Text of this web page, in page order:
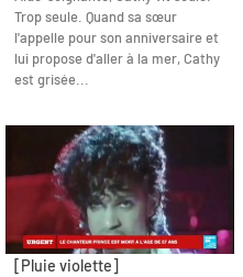
Trop seule. Quand sa sœur
l'appelle pour son anniversaire et
lui propose d'aller à la mer, Cathy
est grisée...
[Pluie violette]